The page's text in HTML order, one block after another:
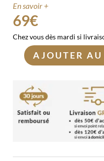
En savoir +
69€
Chez vous dès mardi si
quantité
Bracelet
Ambre
8mm
AJOUTER